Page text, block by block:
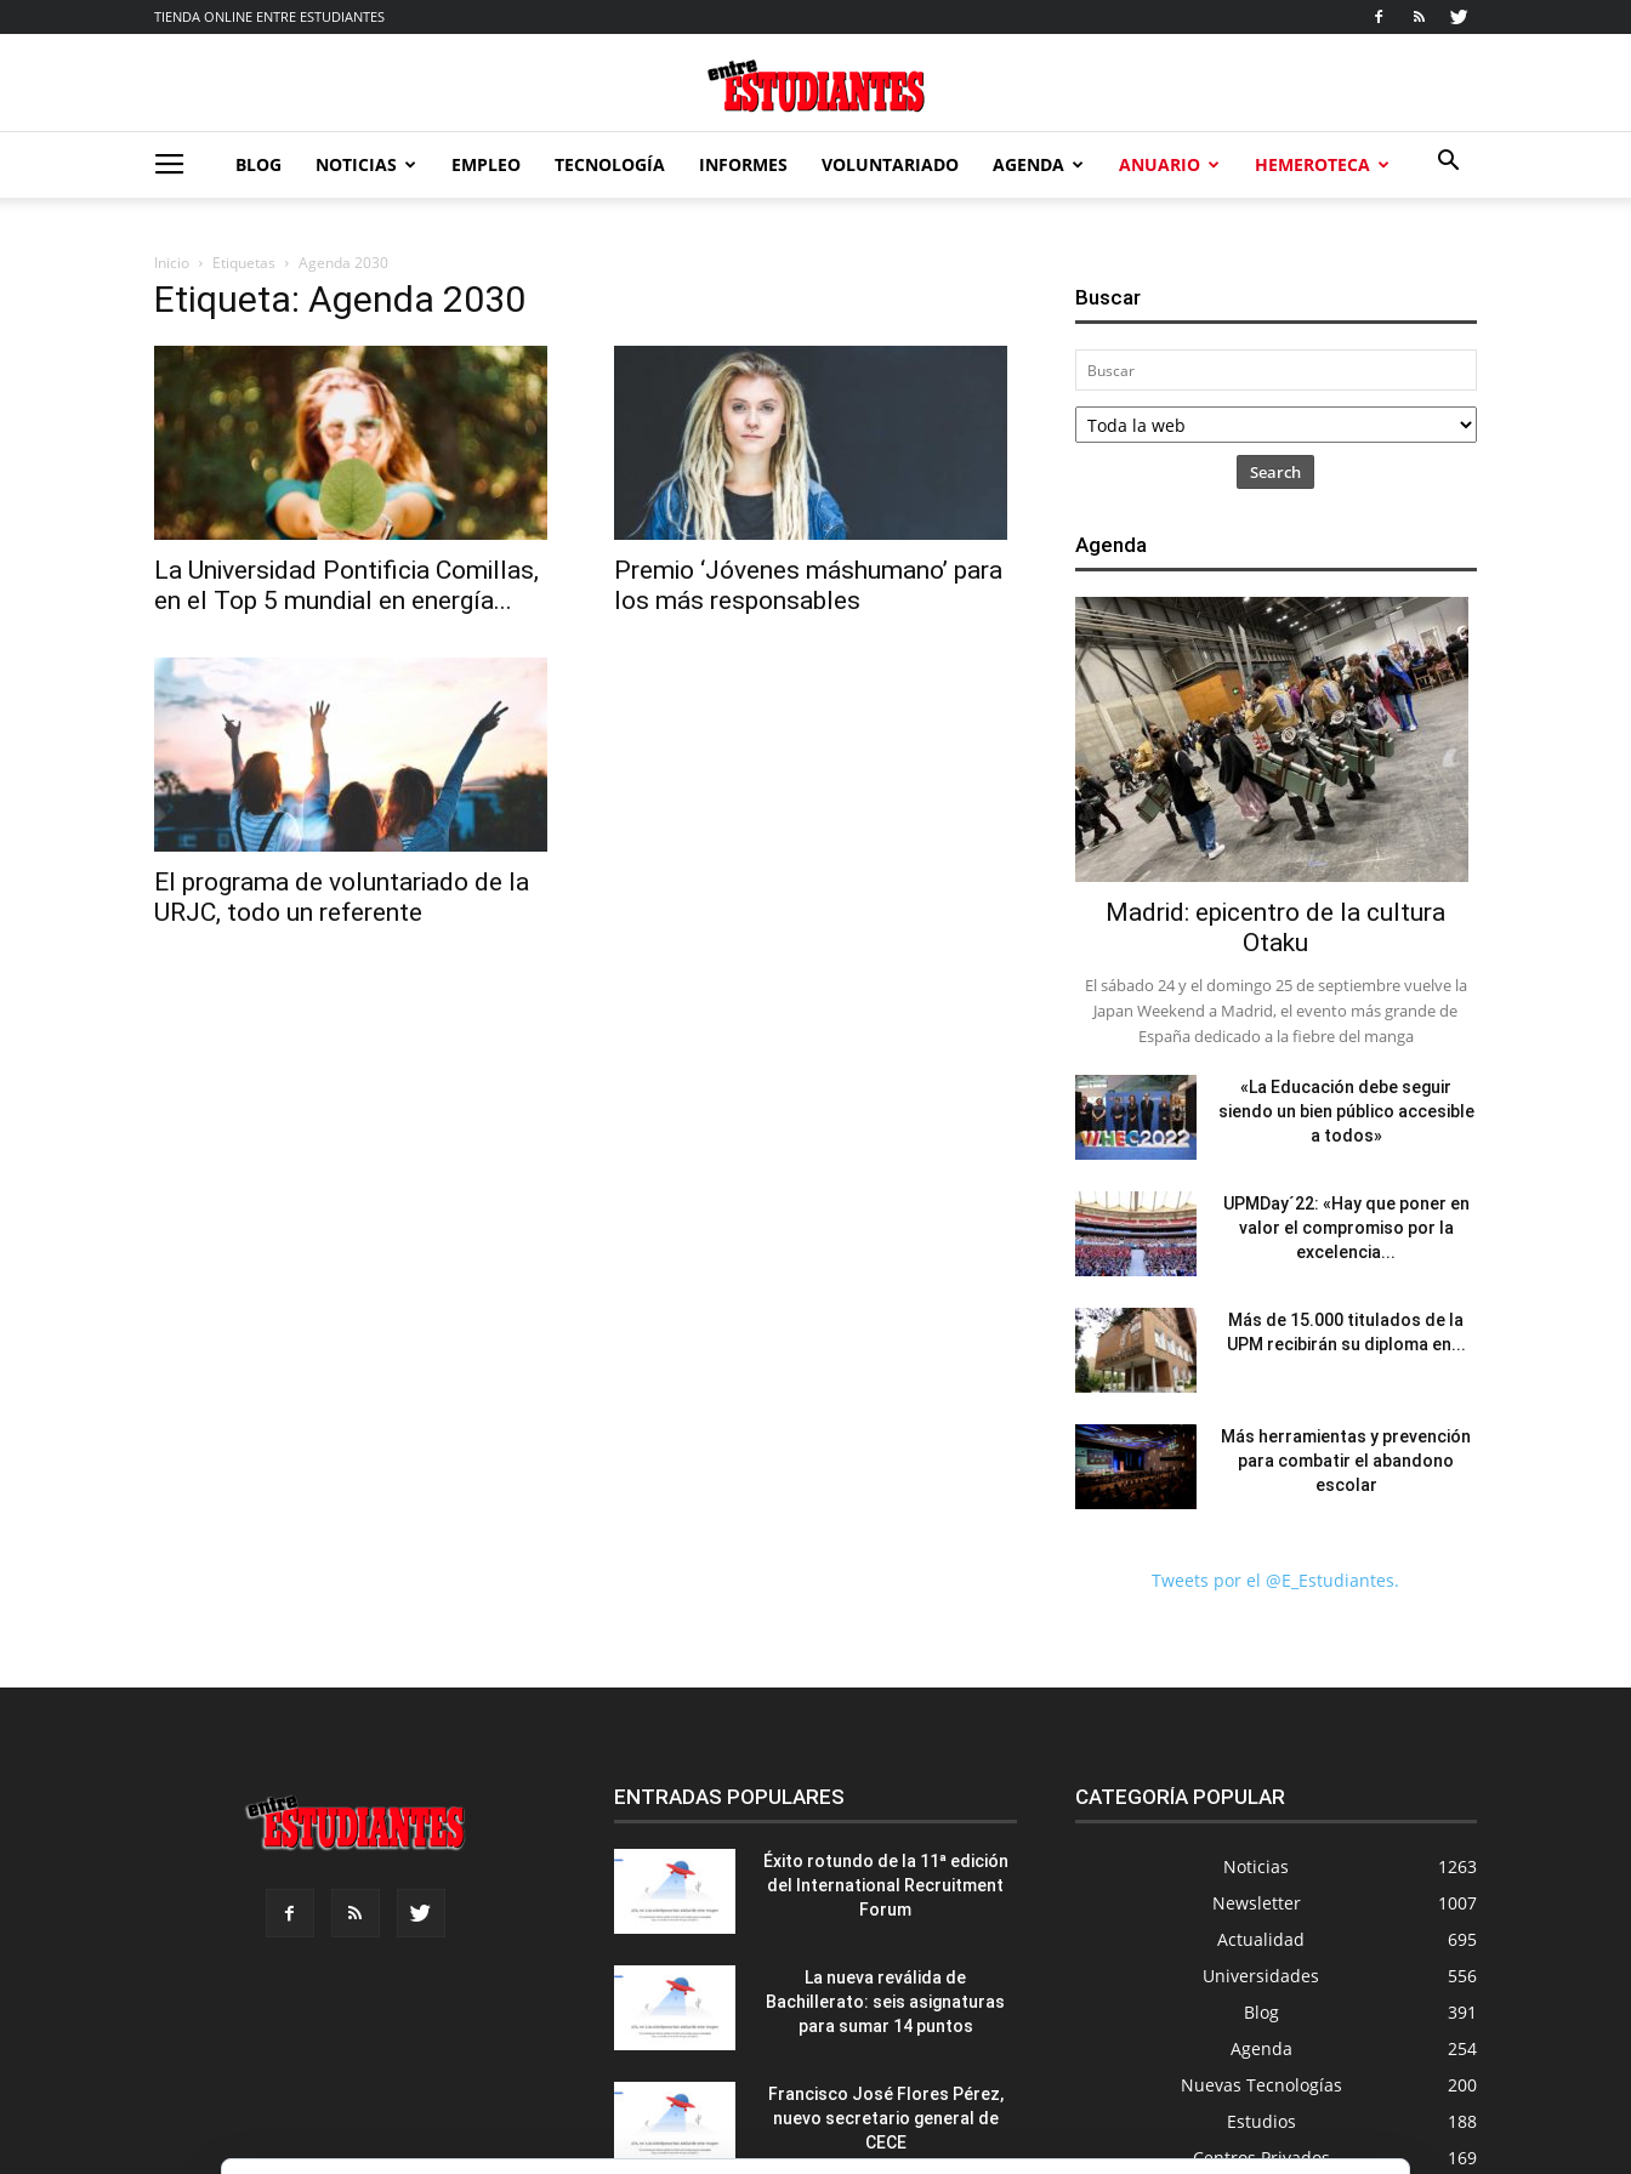
TIENDA ONLINE ENTRE ESTUDIANTES
Estudiantes
BLOG NOTICIAS EMPLEO TECNOLOGÍA INFORMES VOLUNTARIADO AGENDA ANUARIO HEMEROTECA
Inicio Etiquetas Agenda 2030
Etiqueta: Agenda 2030
La Universidad Pontificia Comillas,
en el Top 5 mundial en energía...
Premio ‘Jóvenes máshumano’ para
los más responsables
El programa de voluntariado de la
URJC, todo un referente
Buscar
Search
Agenda
Madrid: epicentro de la cultura
Otaku
El sábado 24 y el domingo 25 de septiembre vuelve la
Japan Weekend a Madrid, el evento más grande de
España dedicado a la fiebre del manga
«La Educación debe seguir
siendo un bien público accesible
a todos»
UPMDay´22: «Hay que poner en
valor el compromiso por la
excelencia...
Más de 15.000 titulados de la
UPM recibirán su diploma en...
Más herramientas y prevención
para combatir el abandono
escolar
Tweets por el @E_Estudiantes.
ENTRADAS POPULARES
Éxito rotundo de la 11ª edición
del International Recruitment
Forum
La nueva reválida de
Bachillerato: seis asignaturas
para sumar 14 puntos
Francisco José Flores Pérez,
nuevo secretario general de
CECE
CATEGORÍA POPULAR
Noticias
1263
Newsletter
1007
Actualidad
695
Universidades
556
Blog
391
Agenda
254
Nuevas Tecnologías
200
Estudios
188
Centros Privados
169